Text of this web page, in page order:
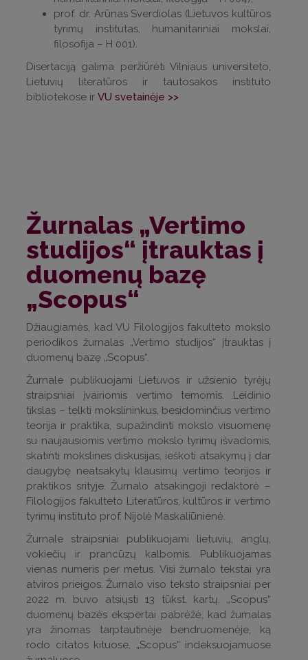
prof. dr. Arūnas Sverdiolas (Lietuvos kultūros
tyrimų institutas, humanitariniai mokslai,
filosofija – H 001).
Disertaciją galima peržiūrėti Vilniaus universiteto,
Lietuvių literatūros ir tautosakos instituto
bibliotekose ir VU svetainėje >>
Žurnalas „Vertimo
studijos“ įtrauktas į
duomenų bazę
„Scopus“
Džiaugiamės, kad VU Filologijos fakulteto mokslo
periodikos žurnalas „Vertimo studijos“ įtrauktas į
duomenų bazę „Scopus“.
Žurnale publikuojami Lietuvos ir užsienio tyrėjų
straipsniai įvairiomis vertimo temomis. Leidinio
tikslas – telkti mokslininkus, besidominčius vertimo
teorija ir praktika, supažindinti mokslo visuomenę
su naujausiomis vertimo mokslo tyrimų išvadomis,
skatinti mokslines diskusijas, ieškoti atsakymų į dar
daugybę neatsakytų klausimų vertimo teorijos ir
praktikos srityje. Žurnalo atsakingoji redaktorė –
Filologijos fakulteto Literatūros, kultūros ir vertimo
tyrimų instituto prof. Nijolė Maskaliūnienė.
Žurnale straipsniai publikuojami lietuvių, anglų,
vokiečių ir prancūzų kalbomis. Publikuojamas
vienas numeris per metus. Visi žurnalo tekstai yra
atviros prieigos. Žurnalo viso teksto straipsniai per
2022 m. buvo atsiųsti 13 tūkst. kartų. „Scopus“
duomenų bazės ekspertai pabrėžė, kad žurnalas
yra žinomas tarptautinėje bendruomenėje, ką
rodo citatos kituose, „Scopus“ indeksuojamuose